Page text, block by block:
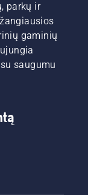
parkų ir
gaminių
saugumu